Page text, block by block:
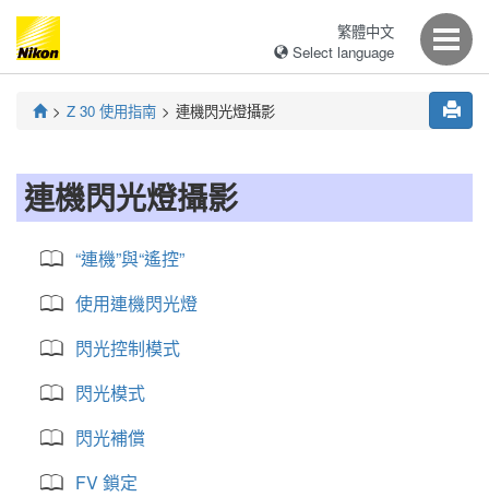
繁體中文
Select language
Z 30 使用指南 連機閃光燈攝影
連機閃光燈攝影
“連機”與“遙控”
使用連機閃光燈
閃光控制模式
閃光模式
閃光補償
FV 鎖定